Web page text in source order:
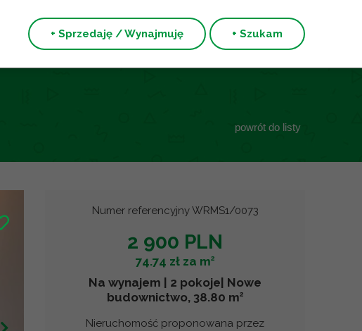
+ Sprzedaję / Wynajmuję + Szukam
powrót do listy
Numer referencyjny WRMS1/0073
2 900 PLN
74.74 zł za m2
Na wynajem | 2 pokoje| Nowe
budownictwo, 38.80 m2
Nieruchomość proponowana przez